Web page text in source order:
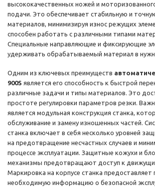
высококачественных ножей и
подачи. Это обеспечивает стабильную и
материалов, минимизируя износ режущих
способен работать с различными типами
Специальные направляющие и фиксирующие
удерживать обрабатываемый материал в
Одним из ключевых преимуществ
900S является его способность к быстрой
различные задачи и типы материалов. Это
простоте регулировки параметров резки.
является модульная конструкция станка,
обслуживание и замену изношенных частей.
станка включает в себя несколько уровней
на предотвращение несчастных случаев и
процессе эксплуатации. Защитные кожухи и
механизмы предотвращают доступ к
Маркировка на корпусе станка предоставляет
необходимую информацию о безопасной